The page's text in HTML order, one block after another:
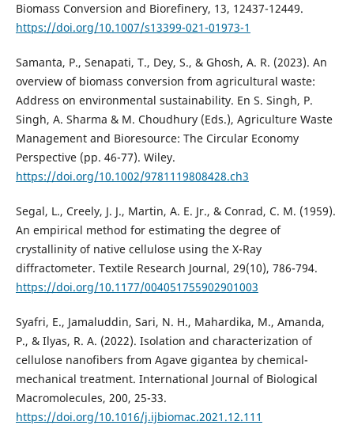
Biomass Conversion and Biorefinery, 13, 12437-12449.
https://doi.org/10.1007/s13399-021-01973-1
Samanta, P., Senapati, T., Dey, S., & Ghosh, A. R. (2023). An
overview of biomass conversion from agricultural waste:
Address on environmental sustainability. En S. Singh, P.
Singh, A. Sharma & M. Choudhury (Eds.), Agriculture Waste
Management and Bioresource: The Circular Economy
Perspective (pp. 46-77). Wiley.
https://doi.org/10.1002/9781119808428.ch3
Segal, L., Creely, J. J., Martin, A. E. Jr., & Conrad, C. M. (1959).
An empirical method for estimating the degree of
crystallinity of native cellulose using the X-Ray
diffractometer. Textile Research Journal, 29(10), 786-794.
https://doi.org/10.1177/004051755902901003
Syafri, E., Jamaluddin, Sari, N. H., Mahardika, M., Amanda,
P., & Ilyas, R. A. (2022). Isolation and characterization of
cellulose nanofibers from Agave gigantea by chemical-
mechanical treatment. International Journal of Biological
Macromolecules, 200, 25-33.
https://doi.org/10.1016/j.ijbiomac.2021.12.111